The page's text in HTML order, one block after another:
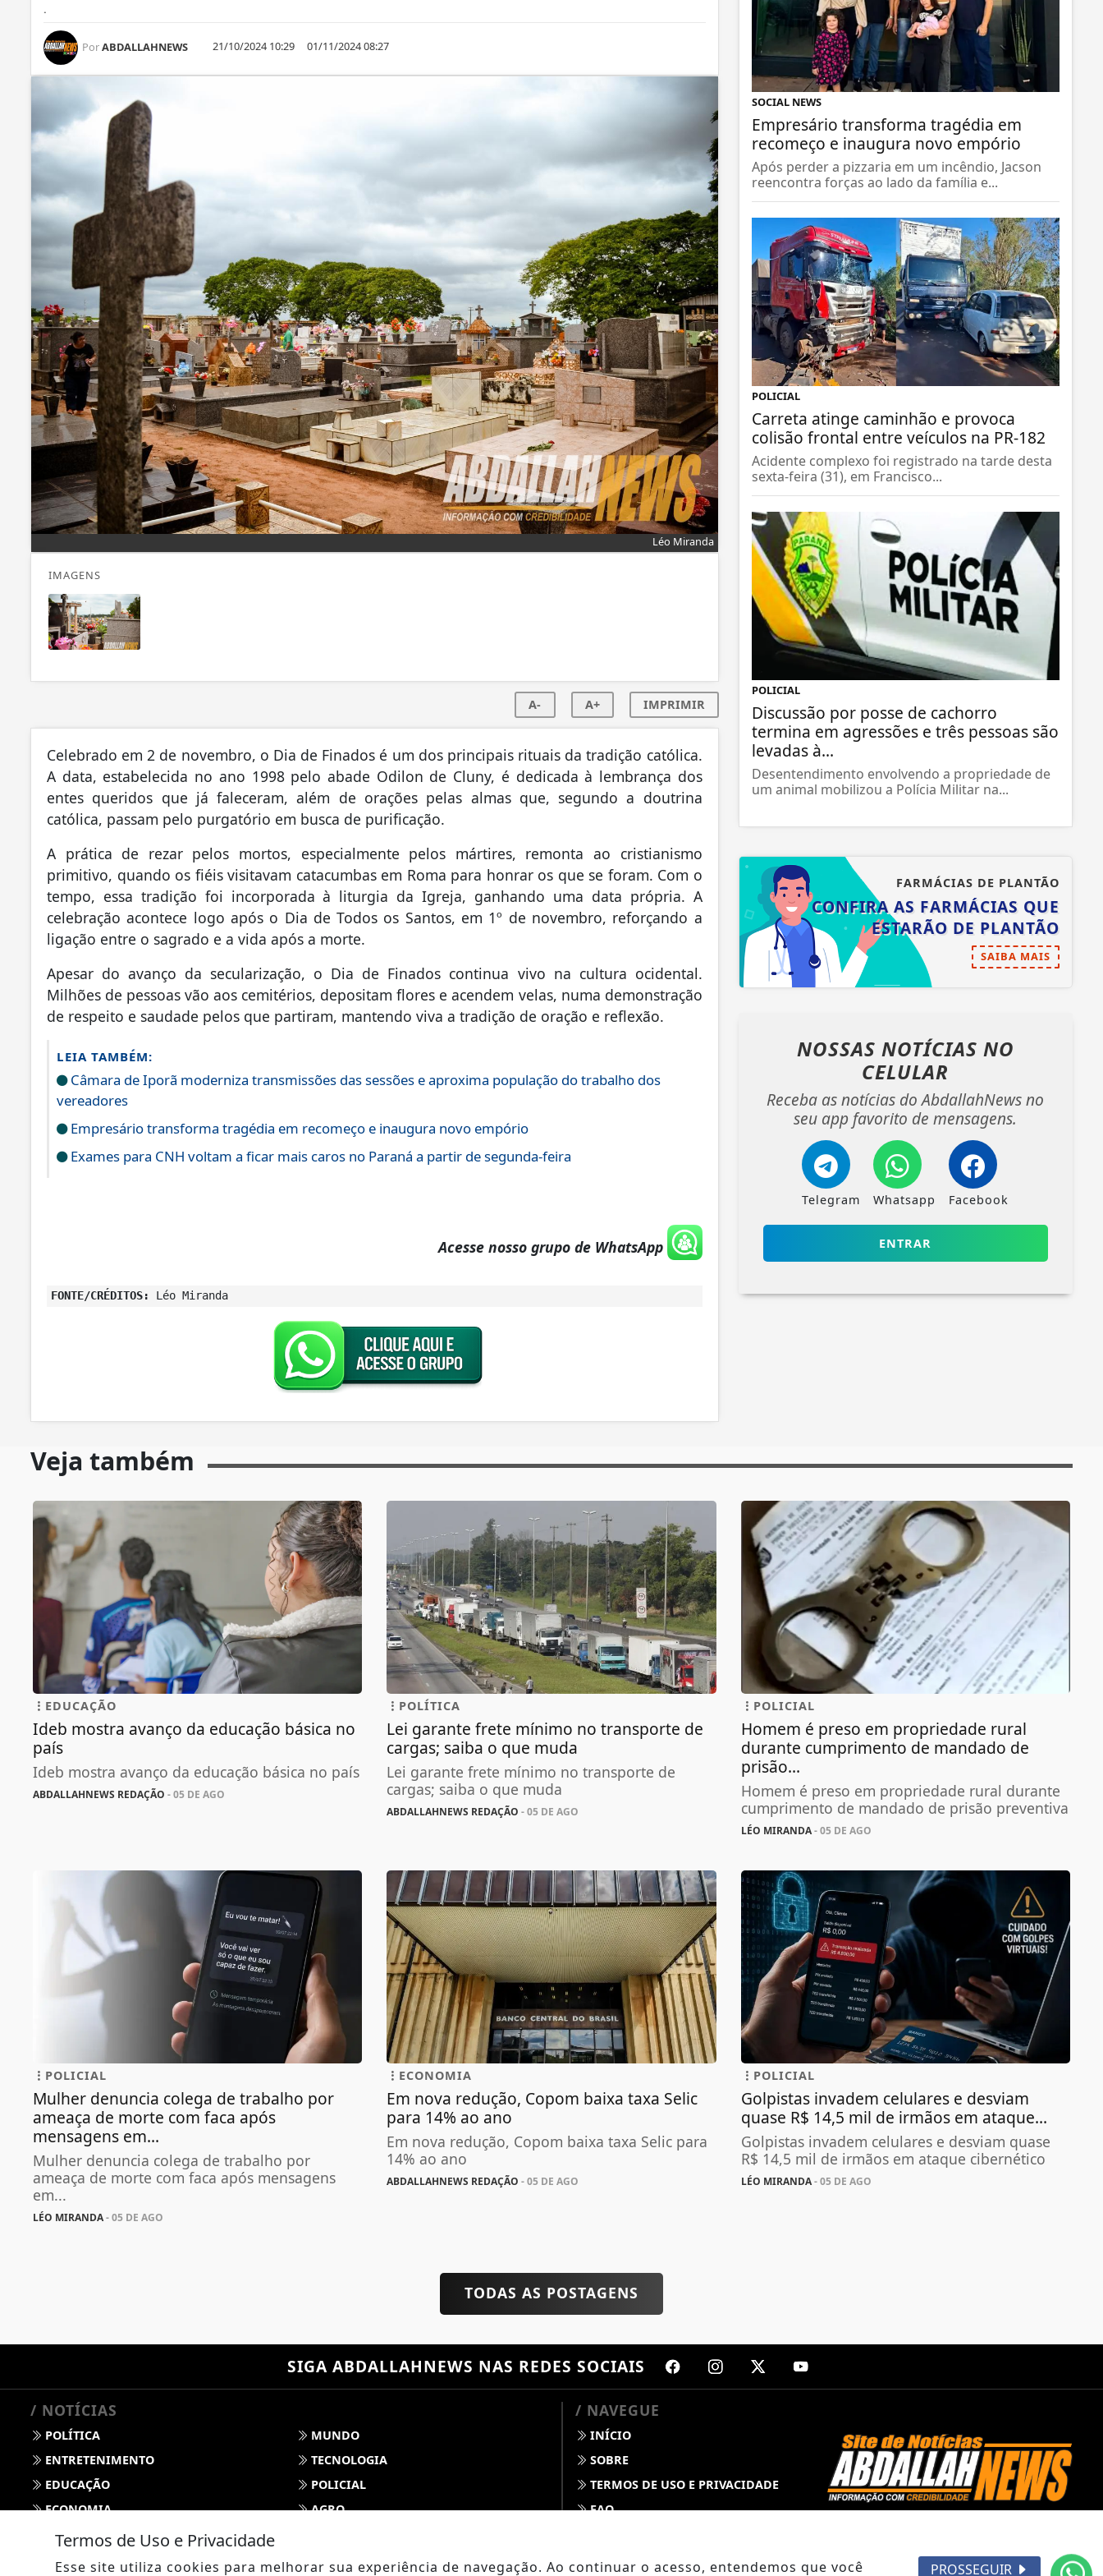
.
PorABDALLAHNEWS 21/10/2024 10:29 01/11/2024 08:27
Léo Miranda
IMAGENS
A- A+ IMPRIMIR
Celebrado em 2 de novembro, o Dia de Finados é um dos principais rituais da tradição católica.
A data, estabelecida no ano 1998 pelo abade Odilon de Cluny, é dedicada à lembrança dos
entes queridos que já faleceram, além de orações pelas almas que, segundo a doutrina
católica, passam pelo purgatório em busca de purificação.
A prática de rezar pelos mortos, especialmente pelos mártires, remonta ao cristianismo
primitivo, quando os fiéis visitavam catacumbas em Roma para honrar os que se foram. Com o
tempo, essa tradição foi incorporada à liturgia da Igreja, ganhando uma data própria. A
celebração acontece logo após o Dia de Todos os Santos, em 1º de novembro, reforçando a
ligação entre o sagrado e a vida após a morte.
Apesar do avanço da secularização, o Dia de Finados continua vivo na cultura ocidental.
Milhões de pessoas vão aos cemitérios, depositam flores e acendem velas, numa demonstração
de respeito e saudade pelos que partiram, mantendo viva a tradição de oração e reflexão.
LEIA TAMBÉM:
Câmara de Iporã moderniza transmissões das sessões e aproxima população do trabalho dos
vereadores
Empresário transforma tragédia em recomeço e inaugura novo empório
Exames para CNH voltam a ficar mais caros no Paraná a partir de segunda-feira
Acesse nosso grupo de WhatsApp
FONTE/CRÉDITOS: Léo Miranda
SOCIAL NEWS
Empresário transforma tragédia em
recomeço e inaugura novo empório
Após perder a pizzaria em um incêndio, Jacson
reencontra forças ao lado da família e...
POLICIAL
Carreta atinge caminhão e provoca
colisão frontal entre veículos na PR-182
Acidente complexo foi registrado na tarde desta
sexta-feira (31), em Francisco...
POLICIAL
Discussão por posse de cachorro
termina em agressões e três pessoas são
levadas à...
Desentendimento envolvendo a propriedade de
um animal mobilizou a Polícia Militar na...
FARMÁCIAS DE PLANTÃO
CONFIRA AS FARMÁCIAS QUE
ESTARÃO DE PLANTÃO
SAIBA MAIS
NOSSAS NOTÍCIAS NO
CELULAR
Receba as notícias do AbdallahNews no
seu app favorito de mensagens.
Telegram Whatsapp Facebook
ENTRAR
Veja também
EDUCAÇÃO
Ideb mostra avanço da educação básica no
país
Ideb mostra avanço da educação básica no país
ABDALLAHNEWS REDAÇÃO - 05 DE AGO
POLÍTICA
Lei garante frete mínimo no transporte de
cargas; saiba o que muda
Lei garante frete mínimo no transporte de
cargas; saiba o que muda
ABDALLAHNEWS REDAÇÃO - 05 DE AGO
POLICIAL
Homem é preso em propriedade rural
durante cumprimento de mandado de
prisão...
Homem é preso em propriedade rural durante
cumprimento de mandado de prisão preventiva
LÉO MIRANDA- 05 DE AGO
POLICIAL
Mulher denuncia colega de trabalho por
ameaça de morte com faca após
mensagens em...
Mulher denuncia colega de trabalho por
ameaça de morte com faca após mensagens
em...
LÉO MIRANDA- 05 DE AGO
ECONOMIA
Em nova redução, Copom baixa taxa Selic
para 14% ao ano
Em nova redução, Copom baixa taxa Selic para
14% ao ano
ABDALLAHNEWS REDAÇÃO - 05 DE AGO
POLICIAL
Golpistas invadem celulares e desviam
quase R$ 14,5 mil de irmãos em ataque...
Golpistas invadem celulares e desviam quase
R$ 14,5 mil de irmãos em ataque cibernético
LÉO MIRANDA- 05 DE AGO
TODAS AS POSTAGENS
SIGA ABDALLAHNEWS NAS REDES SOCIAIS
/ NOTÍCIAS
POLÍTICA
MUNDO
ENTRETENIMENTO
TECNOLOGIA
EDUCAÇÃO
POLICIAL
ECONOMIA
AGRO
PARCERIA
CÂMARA DOS DEPUTADOS
AGÊNCIA DINO
/ NAVEGUE
INÍCIO
SOBRE
TERMOS DE USO E PRIVACIDADE
FAQ
Termos de Uso e Privacidade
Esse site utiliza cookies para melhorar sua experiência de navegação. Ao continuar o acesso, entendemos que você PROSSEGUIR